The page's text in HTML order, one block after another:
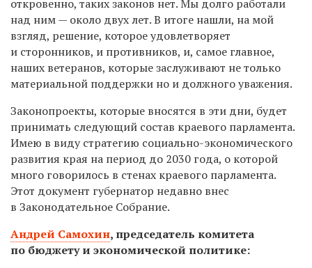
откровенно, таких законов нет. Мы долго работали
над ним — около двух лет. В итоге нашли, на мой
взгляд, решение, которое удовлетворяет
и сторонников, и противников, и, самое главное,
наших ветеранов, которые заслуживают не только
материальной поддержки но и должного уважения.
Законопроекты, которые вносятся в эти дни, будет
принимать следующий состав краевого парламента.
Имею в виду стратегию социально-экономического
развития края на период до 2030 года, о которой
много говорилось в стенах краевого парламента.
Этот документ губернатор недавно внес
в Законодательное Собрание.
Андрей Самохин, председатель комитета
по бюджету и экономической политике: